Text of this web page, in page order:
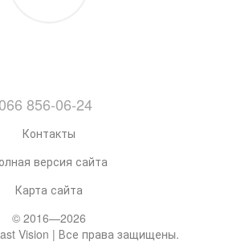
066 856-06-24
Контакты
версия сайта
Карта сайта
© 2016—2026
Vision | Все права защищены.